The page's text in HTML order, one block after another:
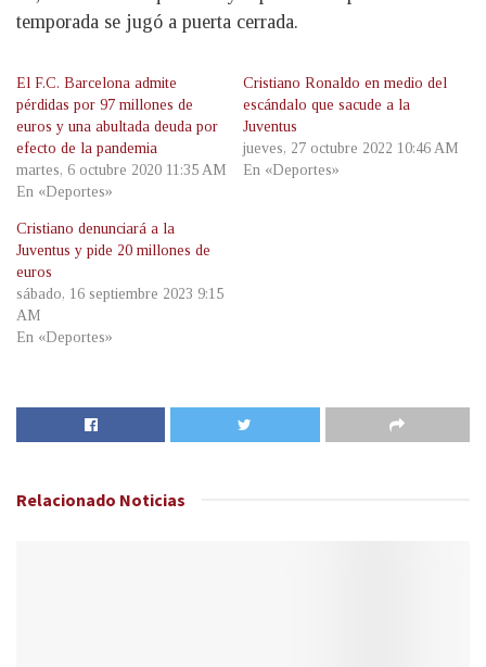
temporada se jugó a puerta cerrada.
El F.C. Barcelona admite
pérdidas por 97 millones de
euros y una abultada deuda por
efecto de la pandemia
martes, 6 octubre 2020 11:35 AM
En «Deportes»
Cristiano Ronaldo en medio del
escándalo que sacude a la
Juventus
jueves, 27 octubre 2022 10:46 AM
En «Deportes»
Cristiano denunciará a la
Juventus y pide 20 millones de
euros
sábado, 16 septiembre 2023 9:15
AM
En «Deportes»
Relacionado Noticias